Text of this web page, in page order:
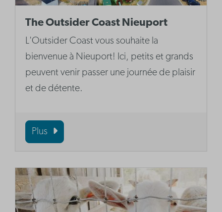
The Outsider Coast Nieuport
L'Outsider Coast vous souhaite la
bienvenue à Nieuport! Ici, petits et grands
peuvent venir passer une journée de plaisir
et de détente.
Plus